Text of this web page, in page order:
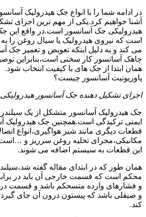
در ادامه شما را با انواع جک هیدرولیک
آشنا خواهیم کرد.یکی از مهم ترین اجزای
هیدرولیکی جک آسانسور است.در واقع این
است که نیروی هیدرولیک یا سیال روغن را به
می کند و به دلیل اینکه تعویض و تعمیر جک
چاهک آسانسور کار سختی است،بنابراین
همان ابتدا از جک های با کیفیت انتخاب شود.
پاوریونیت آسانسور چیست؟
اجزای تشکیل دهنده جک آسانسور هیدرولیکی
جک هیدرولیک آسانسور متشکل از یک
ایمنی ترکیدگی است.همچنین جک هیدرولیک
قطعات دیگری مانند شیر هواگیری،انواع
مکانیکی،مجرای تخلیه روغن سرریز و
این قطعات به سیستم اضافه می شوند.
همان طور که در ابتدای مقاله گفته
محکم است که قسمت خارجی آن باید در
و فشارهای وارده متسحکم باشد و قسمت
و صیقلی باشد که پیستون درون آن جای
کند.